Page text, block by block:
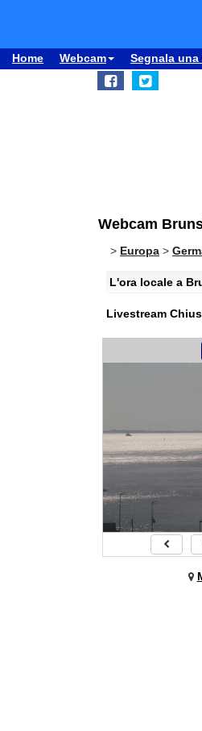
Home Webcam Segnala una
Webcam
> Europa >
L'ora locale a
Livestream